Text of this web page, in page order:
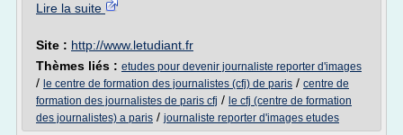
Lire la suite
Site : http://www.letudiant.fr
Thèmes liés : etudes pour devenir journaliste reporter d'images
/ le centre de formation des journalistes (cfj) de paris / centre de
formation des journalistes de paris cfj / le cfj (centre de formation
des journalistes) a paris / journaliste reporter d'images etudes